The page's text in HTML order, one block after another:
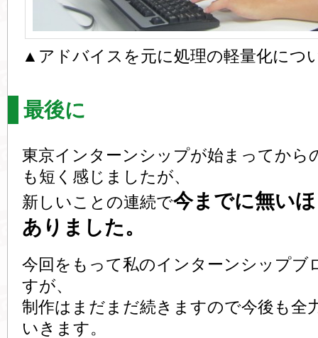
▲アドバイスを元に処理の軽量化につ
最後に
東京インターンシップが始まってから
も短く感じましたが、
新しいことの連続で今までに無い
ありました。
今回をもって私のインターンシップブ
すが、
制作はまだまだ続きますので今後も全
いきます。